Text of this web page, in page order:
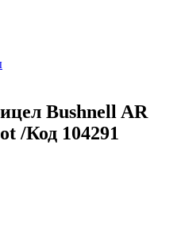
Bushnell AR
/Код 104291